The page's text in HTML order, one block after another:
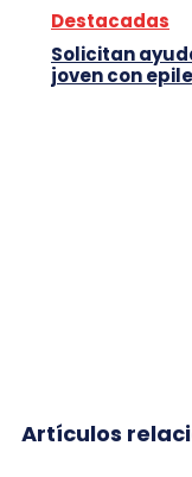
Destacadas
Solicitan
joven con
Artículos